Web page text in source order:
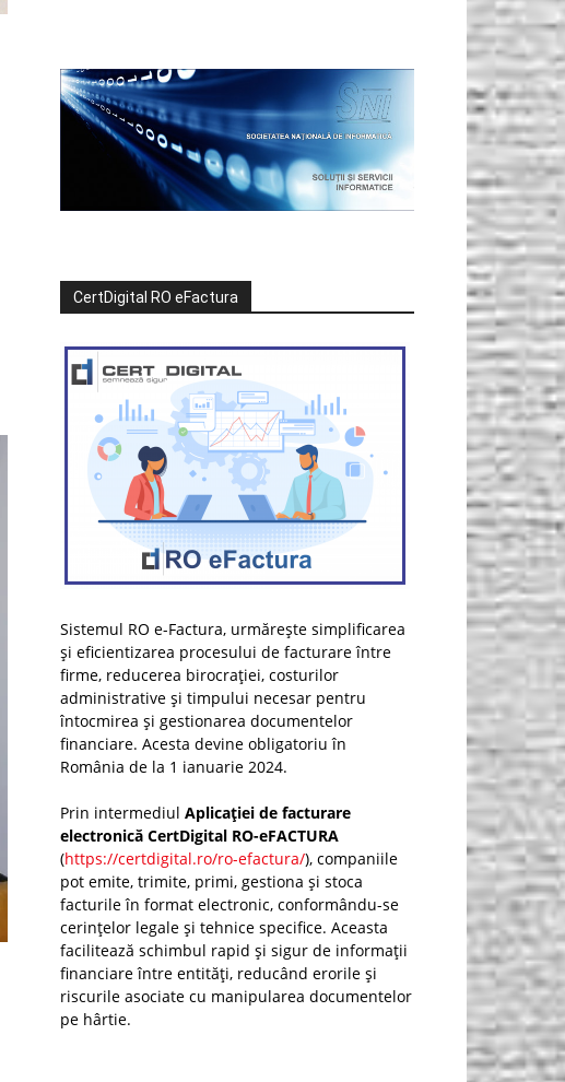
CertDigital RO eFactura
Sistemul RO e-Factura, urmărește simplificarea
și eficientizarea procesului de facturare între
firme, reducerea birocrației, costurilor
administrative și timpului necesar pentru
întocmirea și gestionarea documentelor
financiare. Acesta devine obligatoriu în
România de la 1 ianuarie 2024.
Prin intermediul Aplicației de facturare
electronică CertDigital RO-eFACTURA
(https://certdigital.ro/ro-efactura/), companiile
pot emite, trimite, primi, gestiona și stoca
facturile în format electronic, conformându-se
cerințelor legale și tehnice specifice. Aceasta
facilitează schimbul rapid și sigur de informații
financiare între entități, reducând erorile și
riscurile asociate cu manipularea documentelor
pe hârtie.